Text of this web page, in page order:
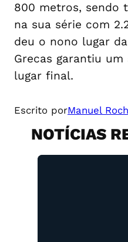
800 metros, sendo
na sua série com
deu o nono lugar
Grecas garantiu
lugar final.
Escrito porManuel
NOTÍCIAS